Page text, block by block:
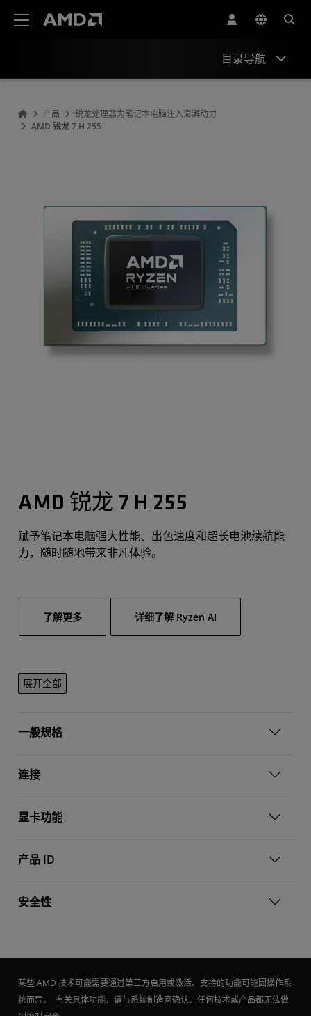
目录导航
产品
锐龙处理器为笔记本电脑注入澎湃动力
AMD 锐龙 7 H 255
AMD 锐龙 7 H 255
赋予笔记本电脑强大性能、出色速度和超长电池续航能
力，随时随地带来非凡体验。
了解更多 详细了解 Ryzen AI
展开全部
一般规格
连接
显卡功能
产品 ID
安全性
某些 AMD 技术可能需要通过第三方启用或激活。支持的功能可能因操作系
统而异。 有关具体功能，请与系统制造商确认。任何技术或产品都无法做